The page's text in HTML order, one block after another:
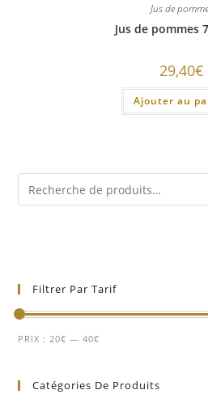
Jus de
Jus de pommes
29,40€
Ajouter au
Filtrer Par Tarif
PRIX :20€ —40€
Catégories De Produits